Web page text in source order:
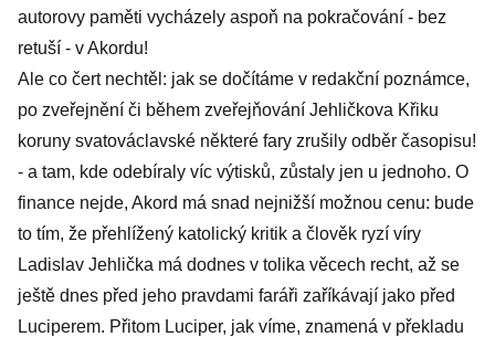
autorovy paměti vycházely aspoň na pokračování - bez
retuší - v Akordu!
Ale co čert nechtěl: jak se dočítáme v redakční poznámce,
po zveřejnění či během zveřejňování Jehličkova Křiku
koruny svatováclavské některé fary zrušily odběr časopisu!
- a tam, kde odebíraly víc výtisků, zůstaly jen u jednoho. O
finance nejde, Akord má snad nejnižší možnou cenu: bude
to tím, že přehlížený katolický kritik a člověk ryzí víry
Ladislav Jehlička má dodnes v tolika věcech recht, až se
ještě dnes před jeho pravdami faráři zaříkávají jako před
Luciperem. Přitom Luciper, jak víme, znamená v překladu